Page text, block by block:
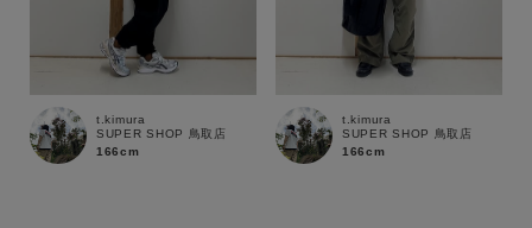
この条件で絞り込む
t.kimura
SUPER SHOP 鳥取店
166cm
t.kimura
SUPER SHOP 鳥取店
166cm